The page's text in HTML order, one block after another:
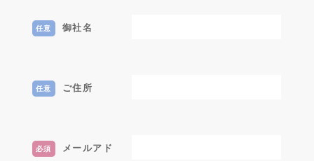
任意 御社名
任意 ご住所
必須
メールアド